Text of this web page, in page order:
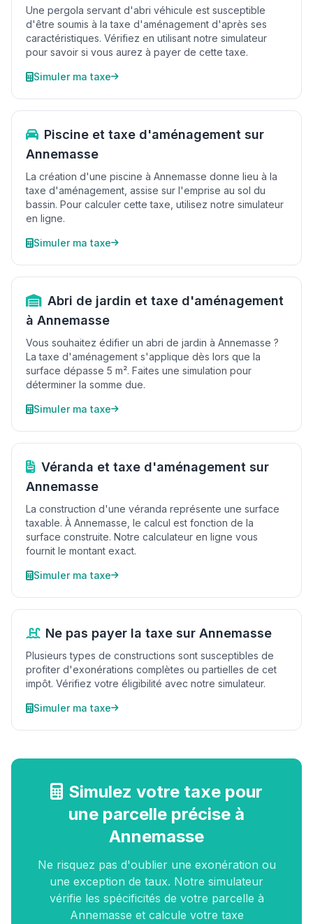
Une pergola servant d'abri véhicule est susceptible
d'être soumis à la taxe d'aménagement d'après ses
caractéristiques. Vérifiez en utilisant notre simulateur
pour savoir si vous aurez à payer de cette taxe.
Simuler ma taxe
Piscine et taxe d'aménagement sur
Annemasse
La création d'une piscine à Annemasse donne lieu à la
taxe d'aménagement, assise sur l'emprise au sol du
bassin. Pour calculer cette taxe, utilisez notre simulateur
en ligne.
Simuler ma taxe
Abri de jardin et taxe d'aménagement
à Annemasse
Vous souhaitez édifier un abri de jardin à Annemasse ?
La taxe d'aménagement s'applique dès lors que la
surface dépasse 5 m². Faites une simulation pour
déterminer la somme due.
Simuler ma taxe
Véranda et taxe d'aménagement sur
Annemasse
La construction d'une véranda représente une surface
taxable. À Annemasse, le calcul est fonction de la
surface construite. Notre calculateur en ligne vous
fournit le montant exact.
Simuler ma taxe
Ne pas payer la taxe sur Annemasse
Plusieurs types de constructions sont susceptibles de
profiter d'exonérations complètes ou partielles de cet
impôt. Vérifiez votre éligibilité avec notre simulateur.
Simuler ma taxe
Simulez votre taxe pour
une parcelle précise à
Annemasse
Ne risquez pas d'oublier une exonération ou
une exception de taux. Notre simulateur
vérifie les spécificités de votre parcelle à
Annemasse et calcule votre taxe